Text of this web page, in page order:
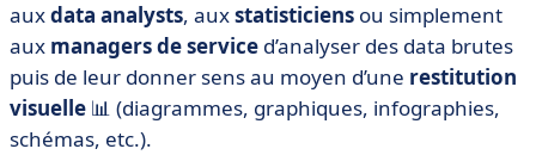
• Récapitulatif des meilleurs outils de datavisualisation
• Les 12 meilleurs outils de dataviz en 2025
auxdata analysts, auxstatisticiens ou simplement
aux managers de service d’analyser des data brutes
puis de leur donner sens au moyen d’une restitution
visuelle 📊 (diagrammes, graphiques, infographies,
schémas, etc.).